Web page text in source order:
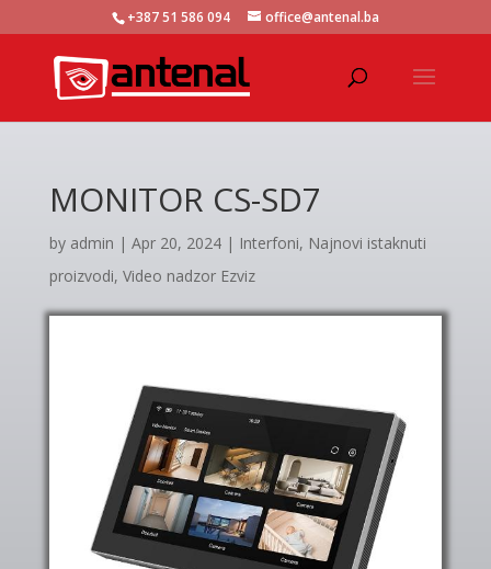
+387 51 586 094 office@antenal.ba
MONITOR CS-SD7
by admin | Apr 20, 2024| Interfoni, Najnovi istaknuti
proizvodi, Video nadzor Ezviz